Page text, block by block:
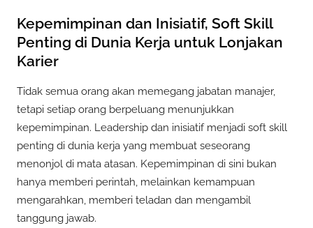
Kepemimpinan dan Inisiatif, Soft Skill
Penting di Dunia Kerja untuk Lonjakan
Karier
Tidak semua orang akan memegang jabatan manajer,
tetapi setiap orang berpeluang menunjukkan
kepemimpinan. Leadership dan inisiatif menjadi soft skill
penting di dunia kerja yang membuat seseorang
menonjol di mata atasan. Kepemimpinan di sini bukan
hanya memberi perintah, melainkan kemampuan
mengarahkan, memberi teladan dan mengambil
tanggung jawab.